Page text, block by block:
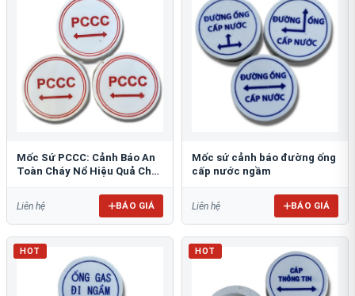
Mốc Sứ PCCC: Cảnh Báo An
Toàn Cháy Nổ Hiệu Quả Cho
Liên hệ BÁO GIÁ
Mốc sứ cảnh báo đường ống
cấp nước ngầm
Liên hệ BÁO GIÁ
HOT HOT